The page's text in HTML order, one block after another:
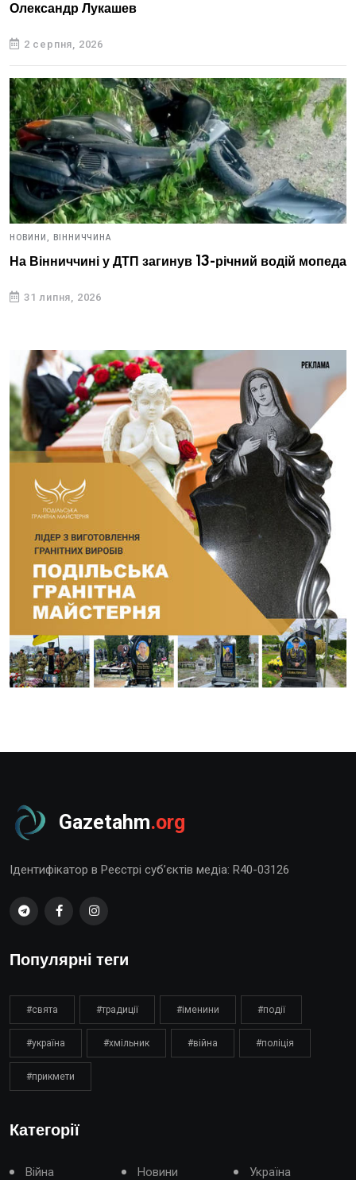
Олександр Лукашев
2 серпня, 2026
НОВИНИ, ВІННИЧЧИНА
На Вінниччині у ДТП загинув 13-річний водій мопеда
31 липня, 2026
Gazetahm.org
Ідентифікатор в Реєстрі суб’єктів медіа: R40-03126
Популярні теги
#свята #традиції #іменини #події
#україна #хмільник #війна #поліція
#прикмети
Категорії
Війна Новини Україна